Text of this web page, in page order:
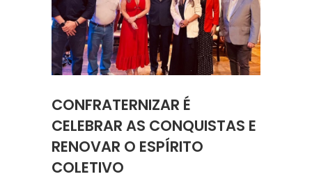
CONFRATERNIZAR É
CELEBRAR AS CONQUISTAS E
RENOVAR O ESPÍRITO
COLETIVO